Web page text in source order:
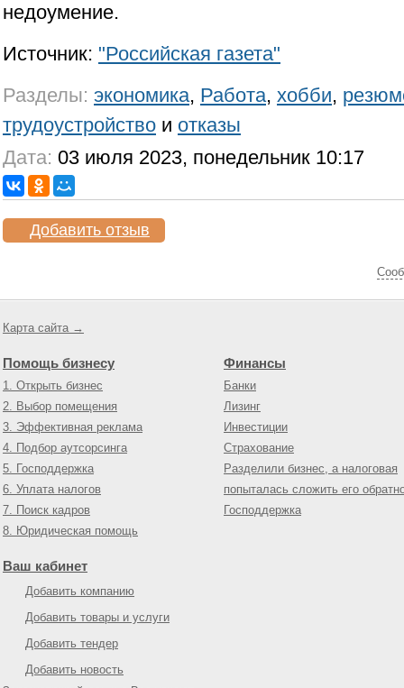
недоумение.
Источник: "Российская газета"
Разделы: экономика, Работа, хобби,
трудоустройство и отказы
Дата: 03 июля 2023, понедельник 10:17
Добавить отзыв
Карта сайта →
Помощь бизнесу
1. Открыть бизнес
2. Выбор помещения
3. Эффективная реклама
4. Подбор аутсорсинга
5. Господдержка
6. Уплата налогов
7. Поиск кадров
8. Юридическая помощь
Финансы
Банки
Лизинг
Инвестиции
Страхование
Разделили бизнес, а налоговая
попыталась сложить его
Господдержка
Ваш кабинет
Добавить компанию
Добавить товары и услуги
Добавить тендер
Добавить новость